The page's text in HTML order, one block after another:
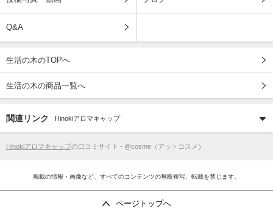
Q&A
生活の木のTOPへ
生活の木の商品一覧へ
関連リンク Hinokiアロマキャップ
Hinokiアロマキャップの口コミサイト - @cosme（アットコスメ）
掲載の情報・画像など、すべてのコンテンツの無断複写、転載を禁じます。
ページトップへ